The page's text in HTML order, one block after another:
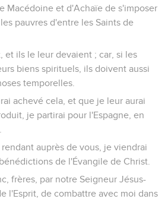
Macédoine et d'Achaïe de s'imposer
pauvres d'entre les Saints de
et ils le leur devaient ; car, si les
biens spirituels, ils doivent aussi
temporelles.
achevé cela, et que je leur aurai
je partirai pour l'Espagne, en
auprès de vous, je viendrai
de l'Évangile de Christ.
frères, par notre Seigneur Jésus-
l'Esprit, de combattre avec moi dans